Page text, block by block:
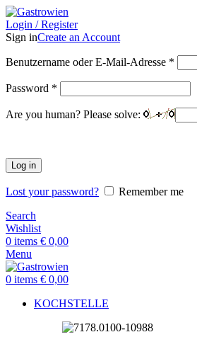
Login / Register
Sign inCreate an Account
Benutzername oder E-Mail-Adresse *
Password *
Are you human? Please solve:
Log in
Lost your password?
Remember me
Search
Wishlist
0 items € 0,00
Menu
0 items € 0,00
KOCHSTELLE